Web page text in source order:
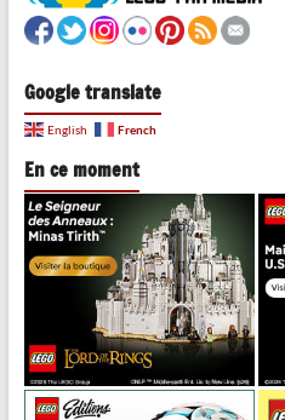
Google translate
English French
En ce moment